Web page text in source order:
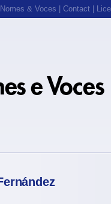
& Voces Contact